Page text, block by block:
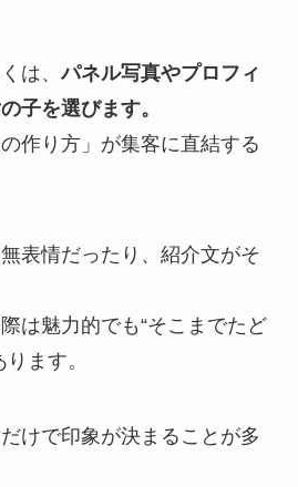
は、パネル写真やプロフィ
子を選びます。
作り方」が集客に直結する
表情だったり、紹介文がそ
は魅力的でも“そこまでたど
ます。
けで印象が決まることが多